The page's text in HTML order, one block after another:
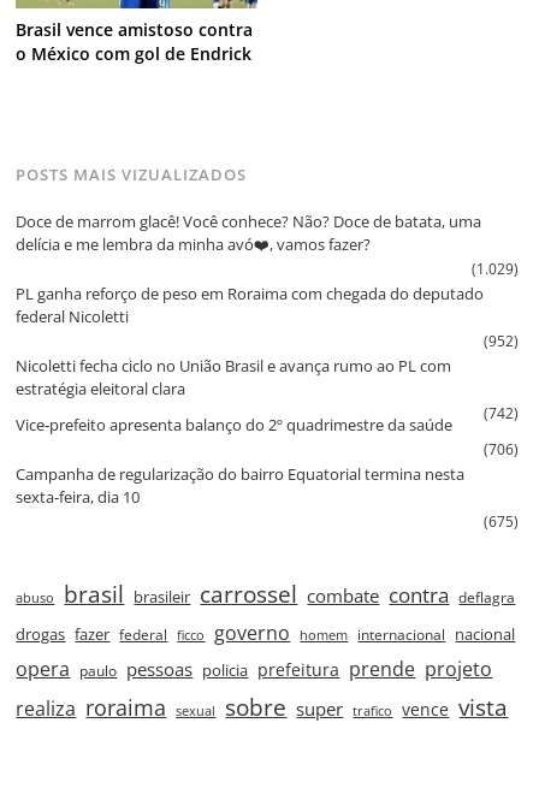
Brasil vence amistoso contra
o México com gol de Endrick
POSTS MAIS VIZUALIZADOS
Doce de marrom glacê! Você conhece? Não? Doce de batata, uma
delícia e me lembra da minha avó❤️, vamos fazer?
(1.029)
PL ganha reforço de peso em Roraima com chegada do deputado
federal Nicoletti
(952)
Nicoletti fecha ciclo no União Brasil e avança rumo ao PL com
estratégia eleitoral clara
(742)
Vice‑prefeito apresenta balanço do 2º quadrimestre da saúde
(706)
Campanha de regularização do bairro Equatorial termina nesta
sexta‑feira, dia 10
(675)
abuso brasil brasileir carrossel combate contra deflagra
drogas fazer federal ficco governo homem internacional nacional
opera paulo pessoas policia prefeitura prende projeto
realiza roraima sexual sobre super trafico vence vista